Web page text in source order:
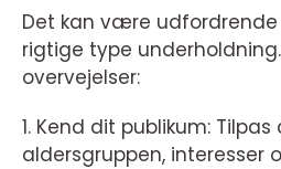
Det kan være
rigtige type
overvejelser:
1. Kend dit publikum:
aldersgruppen, interesser